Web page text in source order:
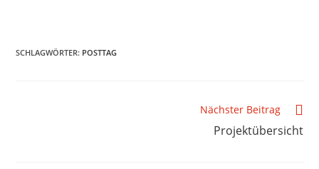
SCHLAGWÖRTER: POSTTAG
Nächster Beitrag
Projektübersicht